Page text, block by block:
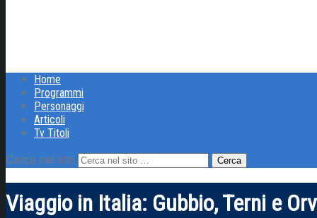
Home
Programmi
Personaggi
Articoli
Tv Titoli
Cerca nel sito
Viaggio in Italia: Gubbio, Terni e